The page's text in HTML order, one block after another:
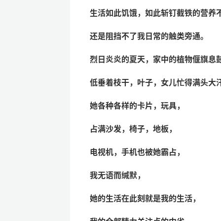
生活如此饥饿，如此斩钉截铁的营养
还是阻挡不了我日常的触类旁通。
烈日炎炎的夏天，家中的植物偃旗息
低垂着枝干，叶子，女儿忙得满头大
她各种各样的卡片，玩具，
占满沙发，椅子，地板，
电视机，手机也被她霸占，
我无语而缄默，
她的生活在此刻就是我的生活，